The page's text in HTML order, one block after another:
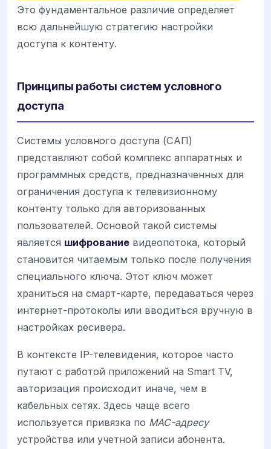
Это фундаментальное различие определяет
всю дальнейшую стратегию настройки
доступа к контенту.
Принципы работы систем условного
доступа
Системы условного доступа (САП)
представляют собой комплекс аппаратных и
программных средств, предназначенных для
ограничения доступа к телевизионному
контенту только для авторизованных
пользователей. Основой такой системы
является шифрование видеопотока, который
становится читаемым только после получения
специального ключа. Этот ключ может
храниться на смарт-карте, передаваться через
интернет-протоколы или вводиться вручную в
настройках ресивера.
В контексте IP-телевидения, которое часто
путают с работой приложений на Smart TV,
авторизация происходит иначе, чем в
кабельных сетях. Здесь чаще всего
используется привязка по MAC-адресу
устройства или учетной записи абонента.